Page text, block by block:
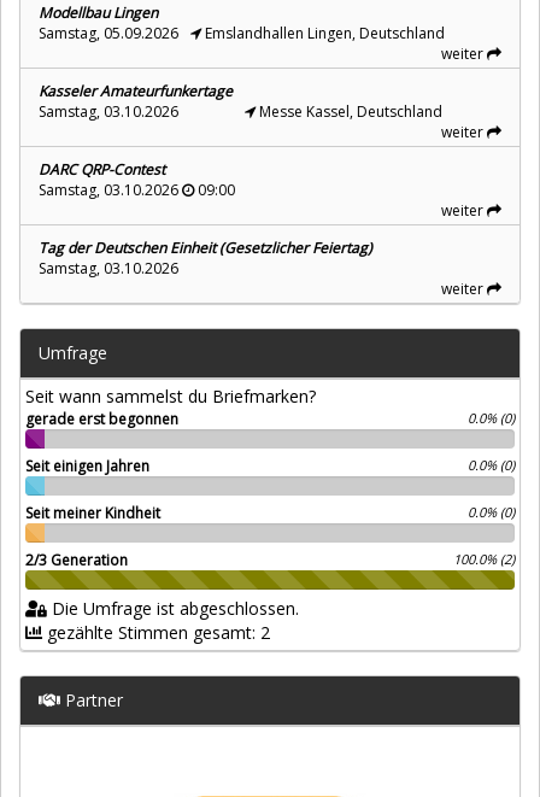
Modellbau Lingen
Samstag, 05.09.2026
Emslandhallen Lingen, Deutschland
weiter
Kasseler Amateurfunkertage
Samstag, 03.10.2026
Messe Kassel, Deutschland
weiter
DARC QRP-Contest
Samstag, 03.10.2026
09:00
weiter
Tag der Deutschen Einheit (Gesetzlicher Feiertag)
Samstag, 03.10.2026
weiter
Umfrage
Seit wann sammelst du Briefmarken?
gerade erst begonnen 0.0% (0)
Seit einigen Jahren 0.0% (0)
Seit meiner Kindheit 0.0% (0)
2/3 Generation 100.0% (2)
Die Umfrage ist abgeschlossen.
gezählte Stimmen gesamt: 2
Partner